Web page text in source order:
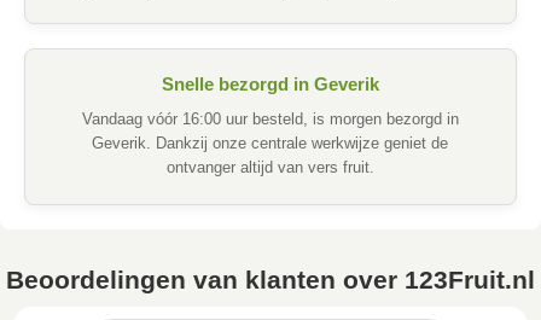
Snelle bezorgd in Geverik
Vandaag vóór 16:00 uur besteld, is morgen bezorgd in
Geverik. Dankzij onze centrale werkwijze geniet de
ontvanger altijd van vers fruit.
Beoordelingen van klanten over 123Fruit.nl